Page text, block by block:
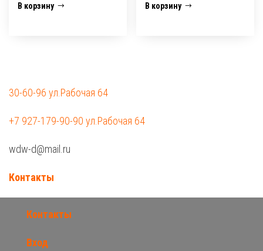
В корзину В корзину
30-60-96 ул.Рабочая 64
+7 927-179-90-90 ул.Рабочая 64
wdw-d@mail.ru
Контакты
Контакты
Вход